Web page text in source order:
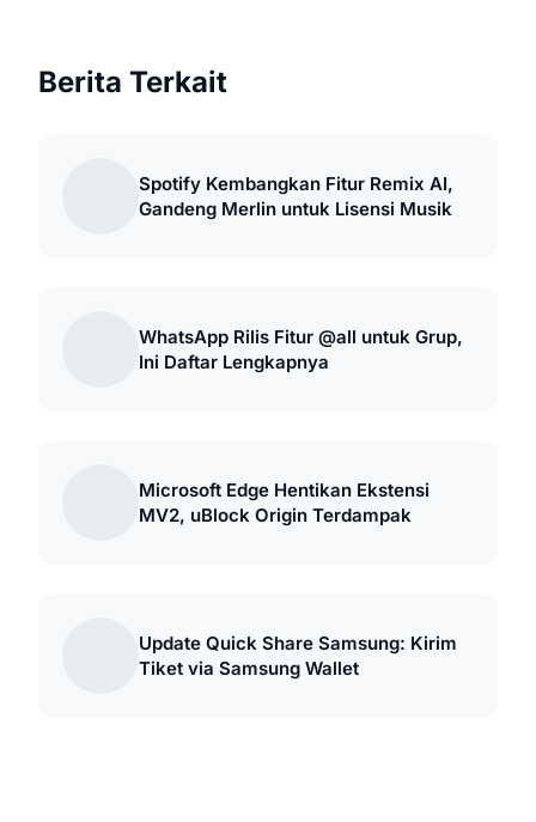
Berita Terkait
Spotify Kembangkan Fitur Remix AI,
Gandeng Merlin untuk Lisensi Musik
WhatsApp Rilis Fitur @all untuk Grup,
Ini Daftar Lengkapnya
Microsoft Edge Hentikan Ekstensi
MV2, uBlock Origin Terdampak
Update Quick Share Samsung: Kirim
Tiket via Samsung Wallet